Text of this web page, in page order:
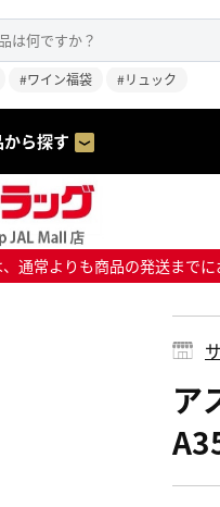
#ワイン福袋 #リュック
ら探す
常よりも商品の発送まで
ア